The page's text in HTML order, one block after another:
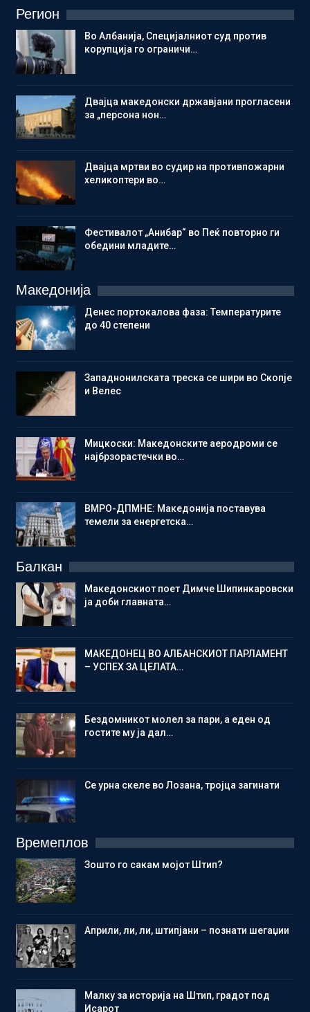
Регион
Во Албанија, Специјалниот суд против
корупција го ограничи…
Двајца македонски државјани прогласени
за „персона нон…
Двајца мртви во судир на противпожарни
хеликоптери во…
Фестивалот „Анибар“ во Пеќ повторно ги
обедини младите…
Македонија
Денес портокалова фаза: Температурите
до 40 степени
Западнонилската треска се шири во Скопје
и Велес
Мицкоски: Македонските аеродроми се
најбрзорастечки во…
ВМРО-ДПМНЕ: Македонија поставува
темели за енергетска…
Балкан
Македонскиот поет Димче Шипинкаровски
ја доби главната…
МАКЕДОНЕЦ ВО АЛБАНСКИОТ ПАРЛАМЕНТ
– УСПЕХ ЗА ЦЕЛАТА…
Бездомникот молел за пари, а еден од
гостите му ја дал…
Се урна скеле во Лозана, тројца загинати
Времеплов
Зошто го сакам мојот Штип?
Aприли, ли, ли, штипјани – познати шегаџии
Малку за историја на Штип, градот под
Исарот